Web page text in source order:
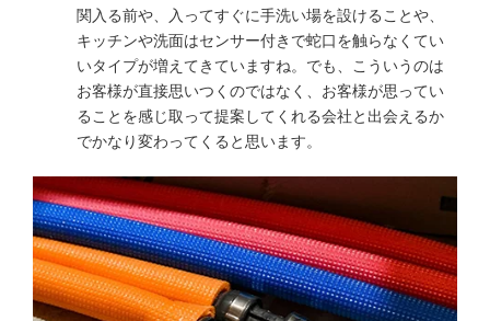
関入る前や、入ってすぐに手洗い場を設けることや、
キッチンや洗面はセンサー付きで蛇口を触らなくてい
いタイプが増えてきていますね。でも、こういうのは
お客様が直接思いつくのではなく、お客様が思ってい
ることを感じ取って提案してくれる会社と出会えるか
でかなり変わってくると思います。